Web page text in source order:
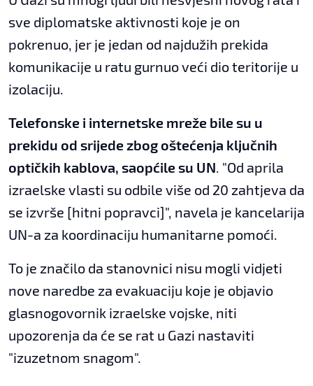
sve diplomatske aktivnosti koje je on
pokrenuo, jer je jedan od najdužih prekida
komunikacije u ratu gurnuo veći dio teritorije u
izolaciju.
Telefonske i internetske mreže bile su u
prekidu od srijede zbog oštećenja ključnih
optičkih kablova, saopćile su UN. "Od aprila
izraelske vlasti su odbile više od 20 zahtjeva da
se izvrše [hitni popravci]", navela je kancelarija
UN-a za koordinaciju humanitarne pomoći.
To je značilo da stanovnici nisu mogli vidjeti
nove naredbe za evakuaciju koje je objavio
glasnogovornik izraelske vojske, niti
upozorenja da će se rat u Gazi nastaviti
"izuzetnom snagom".